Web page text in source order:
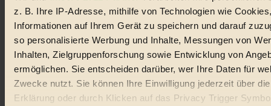
z. B. Ihre IP-Adresse, mithilfe von Technologien wie
Informationen auf Ihrem Gerät zu speichern und darauf
so personalisierte Werbung und Inhalte, Messungen von
Inhalten, Zielgruppenforschung sowie Entwicklung von
ermöglichen. Sie entscheiden darüber, wer Ihre Daten für
Zwecke nutzt. Sie können Ihre Einwilligung jederzeit über
Erklärung oder durch Klicken auf das Privacy Trigger
Natur